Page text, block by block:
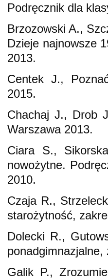
Podręcznik dla
Brzozowski A.,
Dzieje najnowsze
2013.
Centek J.,
2015.
Chachaj J., Drob
Warszawa 2013.
Ciara S.,
nowożytne.
2010.
Czaja R.,
starożytność,
Dolecki R.,
Galik P.,